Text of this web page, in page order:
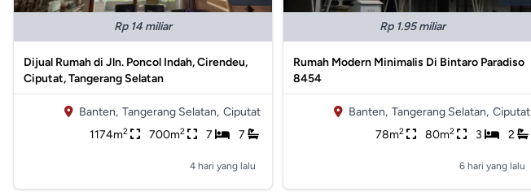
Rp 14 miliar
Dijual Rumah di Jln. Poncol Indah, Cirendeu,
Ciputat, Tangerang Selatan
Banten, Tangerang Selatan, Ciputat
1174m2 700m2 7 7
4 hari yang lalu
Rp 1.95 miliar
Rumah Modern Minimalis Di Bintaro Paradiso
8454
Banten, Tangerang Selatan, Ciputat
78m2 80m2 3 2
6 hari yang lalu